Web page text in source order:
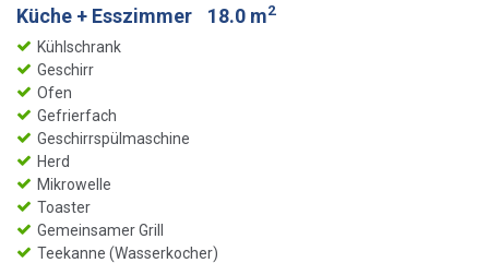
Küche + Esszimmer 18.0 m2
Kühlschrank
Geschirr
Ofen
Gefrierfach
Geschirrspülmaschine
Herd
Mikrowelle
Toaster
Gemeinsamer Grill
Teekanne (Wasserkocher)